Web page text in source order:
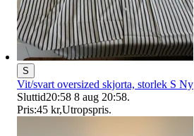
S
Vit/svart oversized skjorta, storlek S Ny
Sluttid20:58 8 aug 20:58.
Pris:45 kr,Utropspris.